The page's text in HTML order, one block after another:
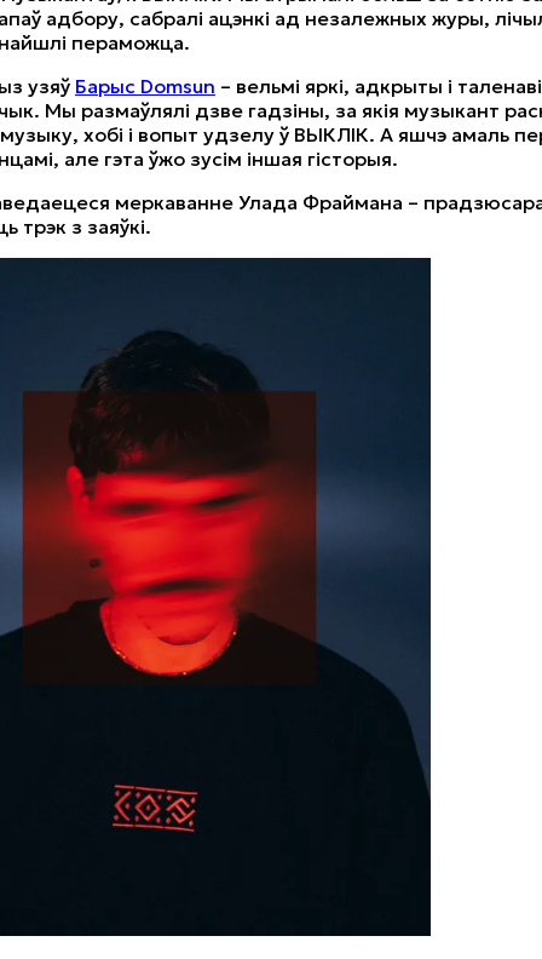
адбору, сабралі ацэнкі ад незалежных журы,
пераможца.
узяў Барыс Domsun – вельмі яркі, адкрыты і
Мы размаўлялі дзве гадзіны, за якія музыкант
хобі і вопыт удзелу ў ВЫКЛІК. А яшчэ амаль
але гэта ўжо зусім іншая гісторыя.
меркаванне Улада Фраймана –
трэк з заяўкі.